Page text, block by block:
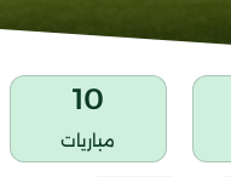
10
مباريات